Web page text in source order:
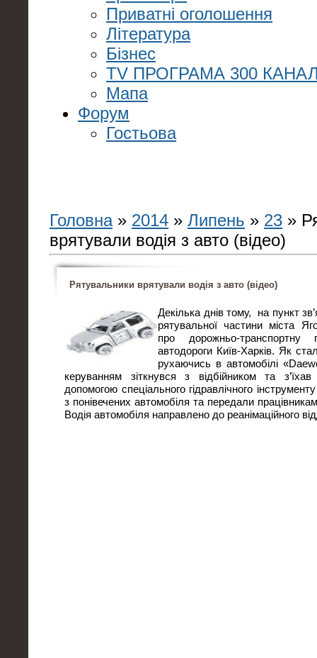
Приватні оголошення
Література
Бізнес
TV ПРОГРАМА 300
Мапа
Форум
Гостьова
Головна» 2014 » Липень » 23 »
врятували водія з авто (відео)
Рятувальники врятували водія з авто (відео)
Декілька днів тому, на пункт
рятувальної частини міста
про дорожньо-
автодороги Київ-Харків. Як
рухаючись в автомобілі
керуванням зіткнувся з відбійником та
допомогою спеціального гідравлічного
з понівечених автомобіля та передали
Водія автомобіля направлено до реанімаційного